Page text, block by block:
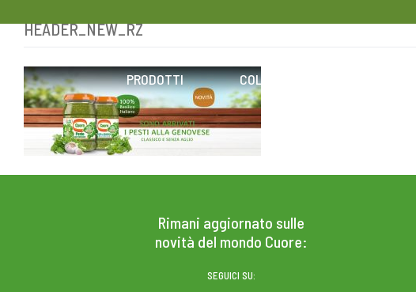
Skip
content
PRODOTTI COLESTEROLO
HEADER_NEW_RZ
Rimani aggiornato sulle
novità del mondo Cuore:
SEGUICI SU: